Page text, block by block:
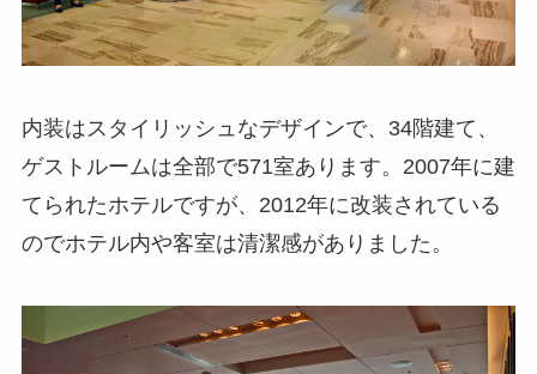
内装はスタイリッシュなデザインで、34階建て、
ゲストルームは全部で571室あります。2007年に建
てられたホテルですが、2012年に改装されている
のでホテル内や客室は清潔感がありました。